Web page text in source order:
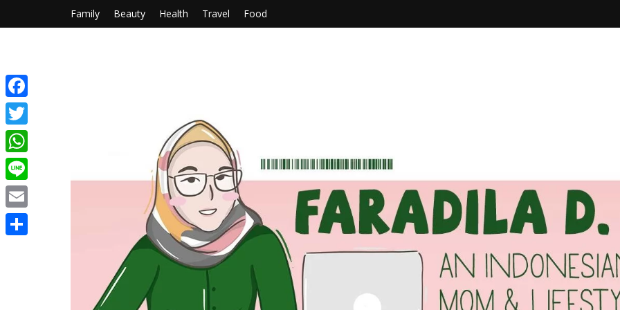
Family Beauty Health Travel Food
Facebook
Twitter
WhatsApp
Line
Email